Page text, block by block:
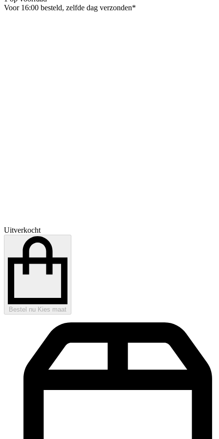
Voor 16:00 besteld, zelfde dag verzonden*
Uitverkocht
Bestel nu Kies maat